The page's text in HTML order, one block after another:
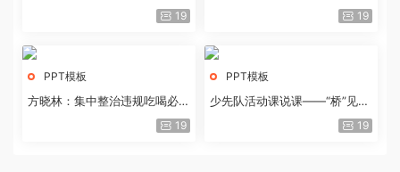
19 19
PPT模板
方晓林：集中整治违规吃喝必须
19
PPT模板
少先队活动课说课——“桥”见中
19